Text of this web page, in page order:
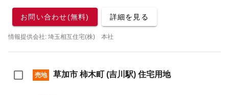
お問い合わせ(無料) 詳細を見る
情報提供会社: 埼玉相互住宅(株) 本社
売地 草加市 柿木町 (吉川駅) 住宅用地